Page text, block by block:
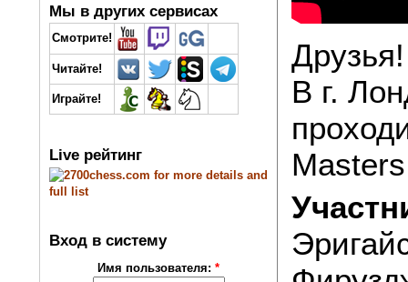
Мы в других сервисах
Смотрите!
Читайте!
Играйте!
Live рейтинг
Вход в систему
Имя пользователя:*
Друзья!
В г.